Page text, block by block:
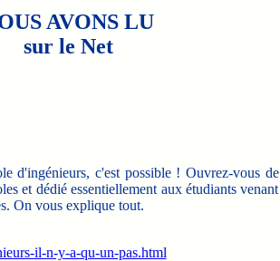
AVONS LU
sur le Net
d'ingénieurs, c'est possible ! Ouvrez-vous de
et dédié essentiellement aux étudiants venant
On vous explique tout.
il-n-y-a-qu-un-pas.html